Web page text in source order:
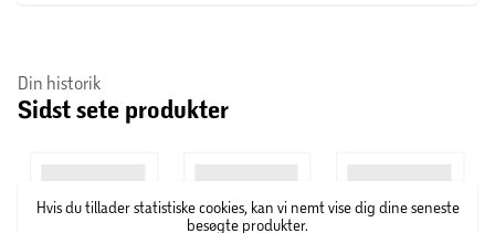
Din historik
Sidst sete produkter
Hvis du tillader statistiske cookies, kan vi nemt vise dig dine seneste
besøgte produkter.